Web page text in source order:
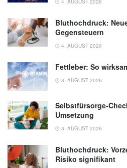
Bluthochdruck:
Gegensteuern
4. AUGUST 2026
Fettleber: So
3. AUGUST 2026
Selbstfürsorge-
Umsetzung
3. AUGUST 2026
Bluthochdruck:
Risiko signifikant